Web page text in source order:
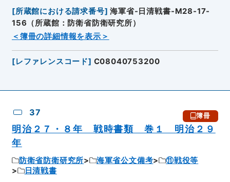
[所蔵館における請求番号] 海軍省-日清戦書-M28-17-
156（所蔵館：防衛省防衛研究所）
＜簿冊の詳細情報を表示＞
[レファレンスコード] C08040753200
37 簿冊
明治２７・８年 戦時書類 巻１ 明治２９
年
防衛省防衛研究所 海軍省公文備考
⑪戦役等
日清戦書